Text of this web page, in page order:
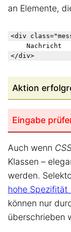
an Elemente,
<div
    Nachricht
Aktion
Eingabe
Auch wenn
Klassen –
werden.
hohe Spezifität
können nur
überschrieben